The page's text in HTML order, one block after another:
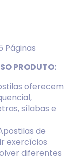
Páginas
PRODUTO:
oferecem
sílabas e
de
exercícios
diferentes